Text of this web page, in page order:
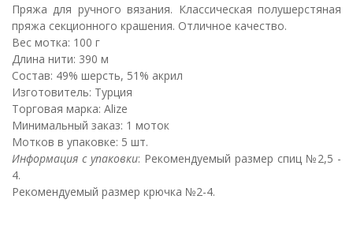
Пряжа для ручного вязания. Классическая полушерстяная
пряжа секционного крашения. Отличное качество.
Вес мотка: 100 г
Длина нити: 390 м
Состав: 49% шерсть, 51% акрил
Изготовитель: Турция
Торговая марка: Alize
Минимальный заказ: 1 моток
Мотков в упаковке: 5 шт.
Информация с упаковки: Рекомендуемый размер спиц №2,5 -
4.
Рекомендуемый размер крючка №2-4.